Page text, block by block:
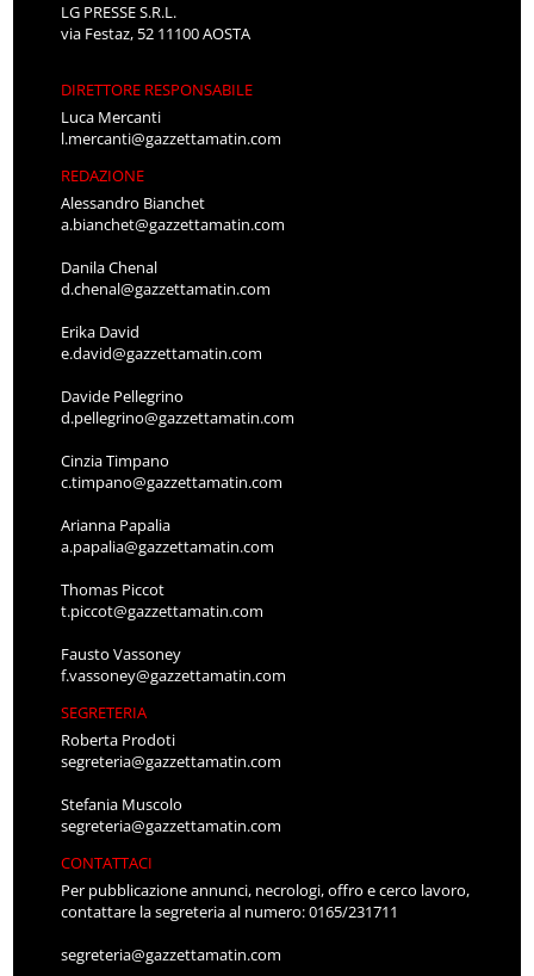
LG PRESSE S.R.L.
via Festaz, 52 11100 AOSTA
DIRETTORE RESPONSABILE
Luca Mercanti
l.mercanti@gazzettamatin.com
REDAZIONE
Alessandro Bianchet
a.bianchet@gazzettamatin.com
Danila Chenal
d.chenal@gazzettamatin.com
Erika David
e.david@gazzettamatin.com
Davide Pellegrino
d.pellegrino@gazzettamatin.com
Cinzia Timpano
c.timpano@gazzettamatin.com
Arianna Papalia
a.papalia@gazzettamatin.com
Thomas Piccot
t.piccot@gazzettamatin.com
Fausto Vassoney
f.vassoney@gazzettamatin.com
SEGRETERIA
Roberta Prodoti
segreteria@gazzettamatin.com
Stefania Muscolo
segreteria@gazzettamatin.com
CONTATTACI
Per pubblicazione annunci, necrologi, offro e cerco lavoro,
contattare la segreteria al numero: 0165/231711
segreteria@gazzettamatin.com